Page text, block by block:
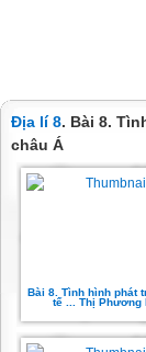
Địa lí 8. Bài 8.
châu Á
Bài 8. Tình hình phát
tế ... Thị Phương